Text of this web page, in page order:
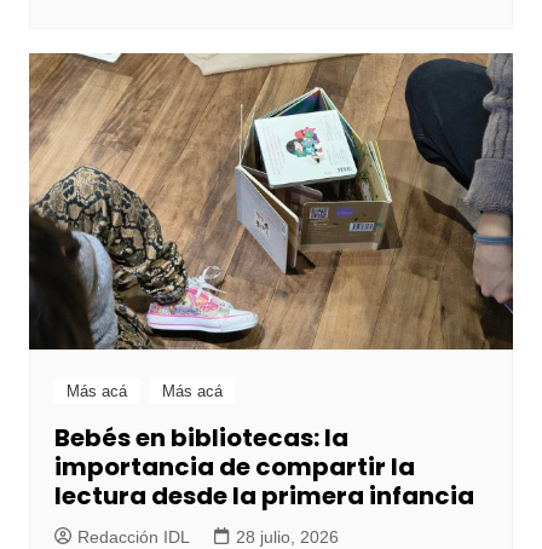
Más acá Más acá
Bebés en bibliotecas: la
importancia de compartir la
lectura desde la primera infancia
Redacción IDL 28 julio, 2026